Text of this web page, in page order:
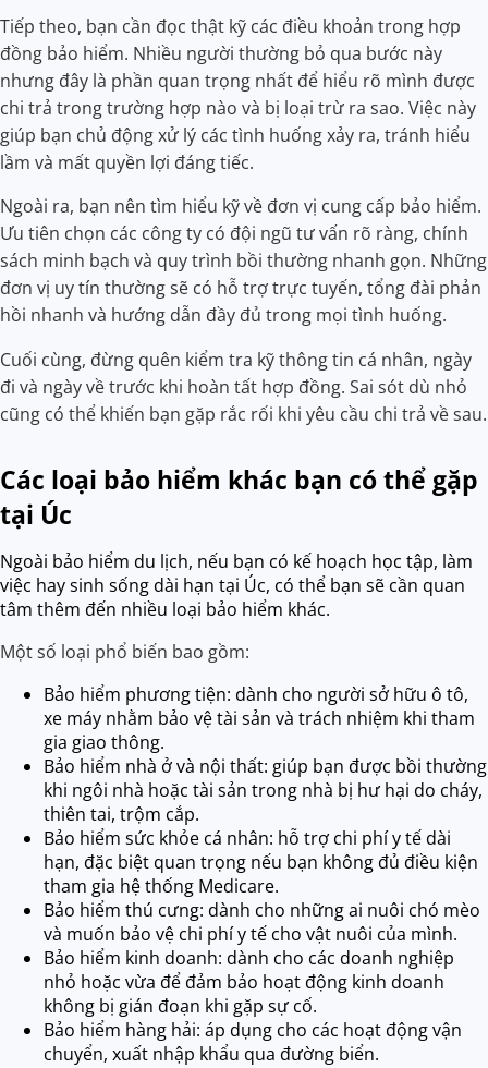
Tiếp theo, bạn cần đọc thật kỹ các điều khoản trong hợp
đồng bảo hiểm. Nhiều người thường bỏ qua bước này
nhưng đây là phần quan trọng nhất để hiểu rõ mình được
chi trả trong trường hợp nào và bị loại trừ ra sao. Việc này
giúp bạn chủ động xử lý các tình huống xảy ra, tránh hiểu
lầm và mất quyền lợi đáng tiếc.
Ngoài ra, bạn nên tìm hiểu kỹ về đơn vị cung cấp bảo hiểm.
Ưu tiên chọn các công ty có đội ngũ tư vấn rõ ràng, chính
sách minh bạch và quy trình bồi thường nhanh gọn. Những
đơn vị uy tín thường sẽ có hỗ trợ trực tuyến, tổng đài phản
hồi nhanh và hướng dẫn đầy đủ trong mọi tình huống.
Cuối cùng, đừng quên kiểm tra kỹ thông tin cá nhân, ngày
đi và ngày về trước khi hoàn tất hợp đồng. Sai sót dù nhỏ
cũng có thể khiến bạn gặp rắc rối khi yêu cầu chi trả về sau.
Các loại bảo hiểm khác bạn có thể gặp
tại Úc
Ngoài bảo hiểm du lịch, nếu bạn có kế hoạch học tập, làm
việc hay sinh sống dài hạn tại Úc, có thể bạn sẽ cần quan
tâm thêm đến nhiều loại bảo hiểm khác.
Một số loại phổ biến bao gồm:
Bảo hiểm phương tiện: dành cho người sở hữu ô tô,
xe máy nhằm bảo vệ tài sản và trách nhiệm khi tham
gia giao thông.
Bảo hiểm nhà ở và nội thất: giúp bạn được bồi thường
khi ngôi nhà hoặc tài sản trong nhà bị hư hại do cháy,
thiên tai, trộm cắp.
Bảo hiểm sức khỏe cá nhân: hỗ trợ chi phí y tế dài
hạn, đặc biệt quan trọng nếu bạn không đủ điều kiện
tham gia hệ thống Medicare.
Bảo hiểm thú cưng: dành cho những ai nuôi chó mèo
và muốn bảo vệ chi phí y tế cho vật nuôi của mình.
Bảo hiểm kinh doanh: dành cho các doanh nghiệp
nhỏ hoặc vừa để đảm bảo hoạt động kinh doanh
không bị gián đoạn khi gặp sự cố.
Bảo hiểm hàng hải: áp dụng cho các hoạt động vận
chuyển, xuất nhập khẩu qua đường biển.